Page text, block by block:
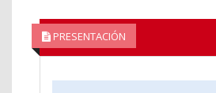
PRESENTACIÓN